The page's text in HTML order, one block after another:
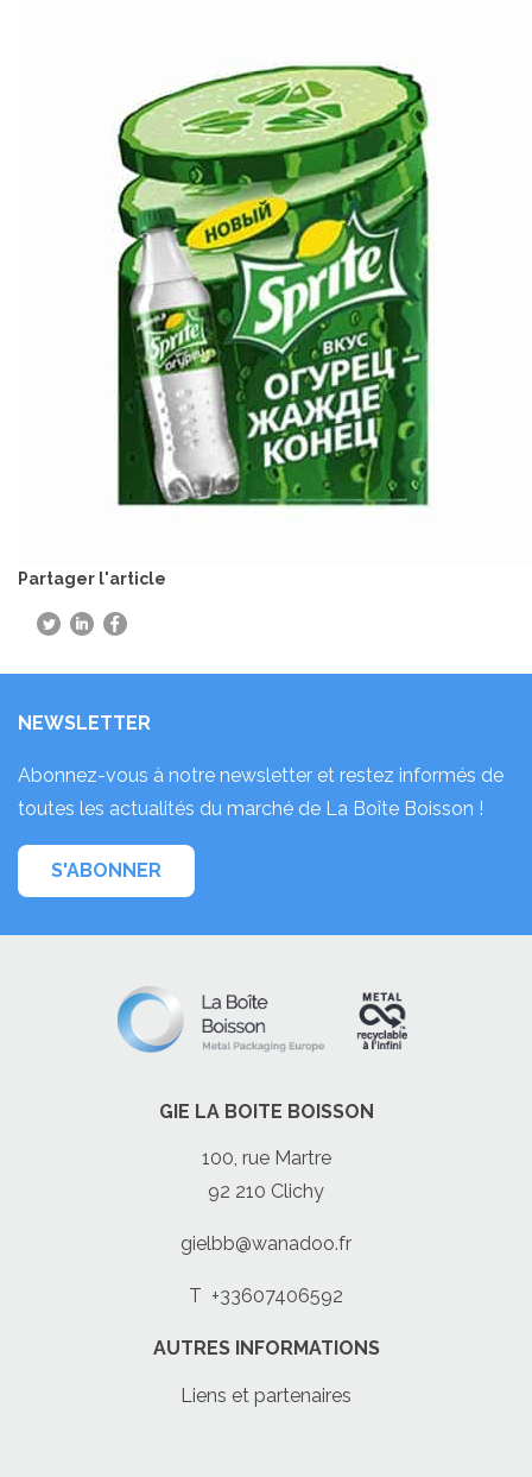
Partager l'article
NEWSLETTER
Abonnez-vous à notre newsletter et restez informés de
toutes les actualités du marché de La Boîte Boisson !
S'ABONNER
GIE LA BOITE BOISSON
100, rue Martre
92 210 Clichy
gielbb@wanadoo.fr
T +33607406592
AUTRES INFORMATIONS
Liens et partenaires